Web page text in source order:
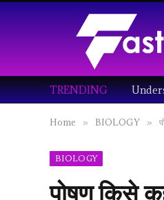
TRENDING
Home » BIOLOGY »
BIOLOGY
पोषण किसे